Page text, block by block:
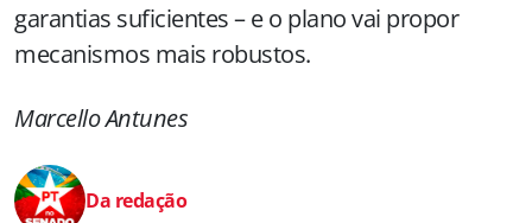
garantias suficientes – e o plano vai propor
mecanismos mais robustos.
Marcello Antunes
Da redação